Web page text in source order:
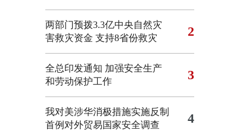
两部门预拨3.3亿中央自然灾
害救灾资金 支持8省份救灾
2
全总印发通知 加强安全生产
和劳动保护工作
3
我对美涉华消极措施实施反制
首例对外贸易国家安全调查
4